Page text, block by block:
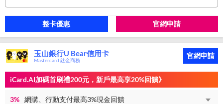
整卡優惠 官網申請
玉山銀行U Bear信用卡
Mastercard 鈦金商務
官網申請
iCard.AI加碼首刷禮200元，新戶最高享20%回饋》
3% 網購、行動支付最高3%現金回饋